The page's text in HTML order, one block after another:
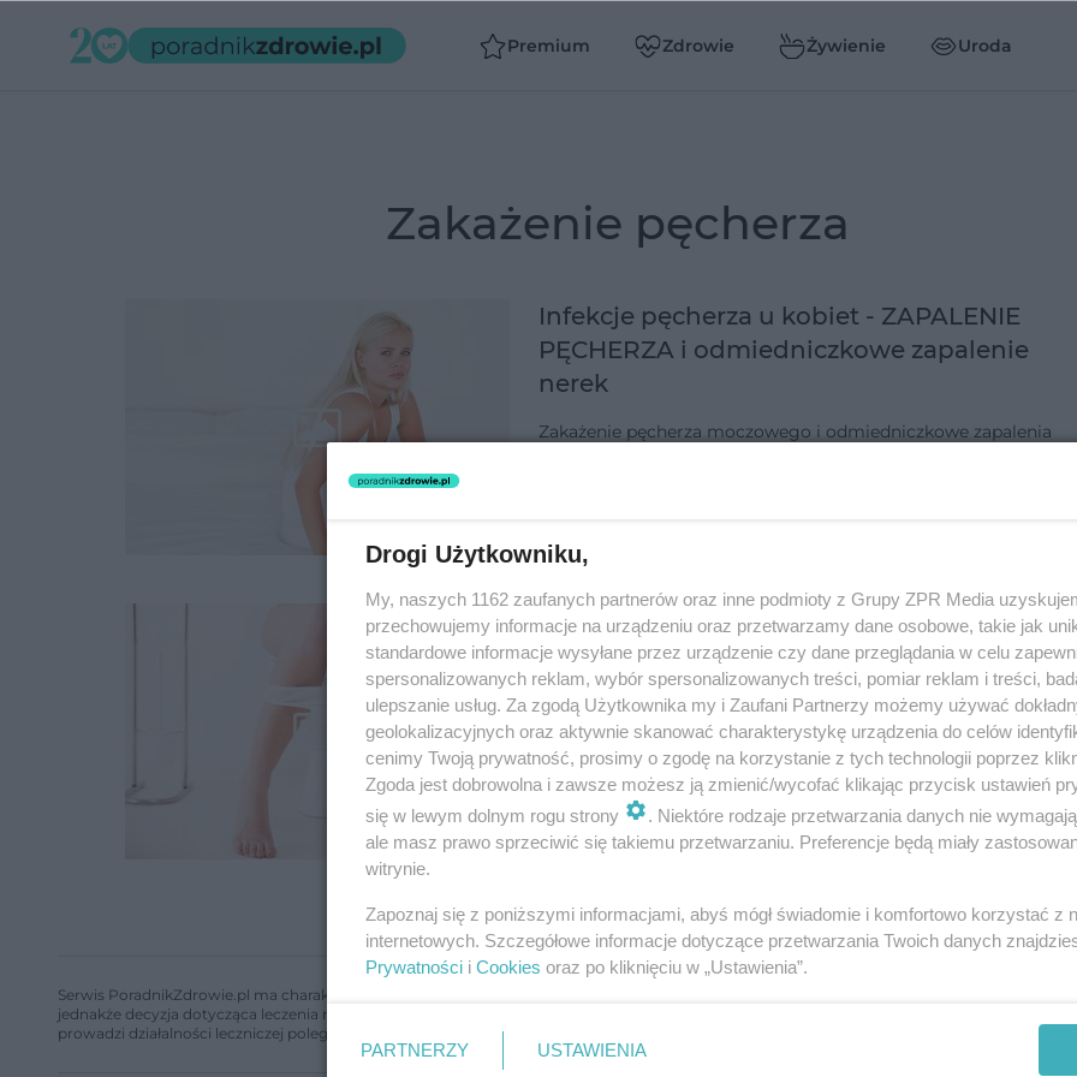
Premium Zdrowie Żywienie Uroda
zakażenie pęcherza
Infekcje pęcherza u kobiet - ZAPALENIE
PĘCHERZA i odmiedniczkowe zapalenie
nerek
Zakażenie pęcherza moczowego i odmiedniczkowe zapalenia
dodano 3-12-2008
7 rad, które chronią pęcherz przed infekcją
Zakażeniom pęcherza można zapobiec. Wystarczy, że zmienisz
niektóre swoje nawyki. Pij dużo wody, dbaj o higienę, ubieraj się
ciepło, a może unikniesz infekcji pęcherza.
dodano 18-5-2007
Serwis PoradnikZdrowie.pl ma charakter edukacyjny, nie stanowi i nie zastępuje porady lekarskiej. Redakcja serwisu dokłada wszelkich
jednakże decyzja dotycząca leczenia należy do lekarza. Redakcja i wydawca serwisu nie ponoszą odpowiedzialności wynikającej z
prowadzi działalności leczniczej polegającej na udzielaniu świadczeń zdrowotnych w rozumieniu art. 3 ust 1 ustawy o działalności leczniczej.
Drogi Użytkowniku,
My, naszych 1162 zaufanych partnerów oraz inne podmioty z Grupy ZPR Media
przechowujemy informacje na urządzeniu oraz przetwarzamy dane osobowe, takie jak
standardowe informacje wysyłane przez urządzenie czy dane przeglądania w celu
spersonalizowanych reklam, wybór spersonalizowanych treści, pomiar reklam i treści,
ulepszanie usług. Za zgodą Użytkownika my i Zaufani Partnerzy możemy używać
geolokalizacyjnych oraz aktywnie skanować charakterystykę urządzenia do celów
cenimy Twoją prywatność, prosimy o zgodę na korzystanie z tych technologii poprzez
Zgoda jest dobrowolna i zawsze możesz ją zmienić/wycofać klikając przycisk ustawień
się w lewym dolnym rogu strony
. Niektóre rodzaje przetwarzania danych nie
ale masz prawo sprzeciwić się takiemu przetwarzaniu. Preferencje będą miały
witrynie.
Zapoznaj się z poniższymi informacjami, abyś mógł świadomie i komfortowo korzystać z
internetowych. Szczegółowe informacje dotyczące przetwarzania Twoich danych
Prywatności i Cookies oraz po kliknięciu w „Ustawienia”.
PARTNERZY USTAWIENIA